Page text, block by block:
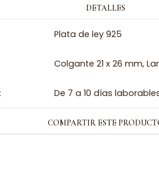
DETALLES
Plata de ley 925
Colgante 21 x 26 mm,
De 7 a 10 días
COMPARTIR ESTE